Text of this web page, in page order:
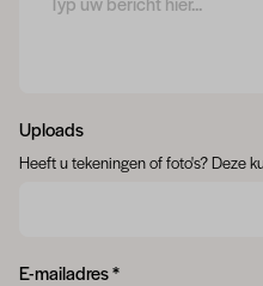
Uploads
Heeft u tekeningen of foto's? Deze
Form field 6a754046ab127
E-mailadres *